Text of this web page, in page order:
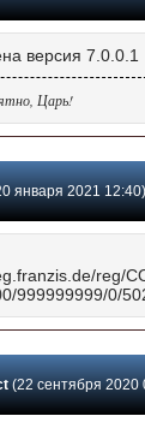
версия 7.0.0.1
Царь!
января 2021 12:40)
reg/
999999999/0/
(22 сентября 2020 03:46)